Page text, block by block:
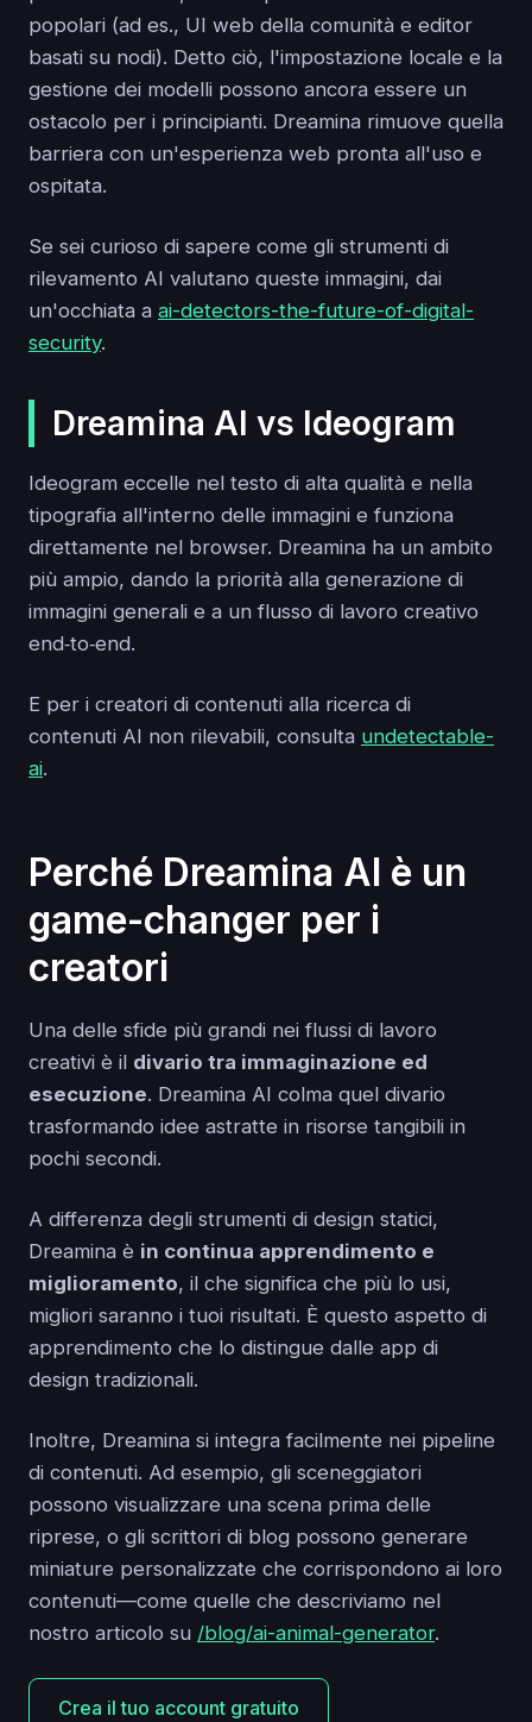
popolari (ad es., UI web della comunità e editor
basati su nodi). Detto ciò, l'impostazione locale e la
gestione dei modelli possono ancora essere un
ostacolo per i principianti. Dreamina rimuove quella
barriera con un'esperienza web pronta all'uso e
ospitata.
Se sei curioso di sapere come gli strumenti di
rilevamento AI valutano queste immagini, dai
un'occhiata a ai-detectors-the-future-of-digital-
security.
Dreamina AI vs Ideogram
Ideogram eccelle nel testo di alta qualità e nella
tipografia all'interno delle immagini e funziona
direttamente nel browser. Dreamina ha un ambito
più ampio, dando la priorità alla generazione di
immagini generali e a un flusso di lavoro creativo
end‑to‑end.
E per i creatori di contenuti alla ricerca di
contenuti AI non rilevabili, consulta undetectable-
ai.
Perché Dreamina AI è un
game-changer per i
creatori
Una delle sfide più grandi nei flussi di lavoro
creativi è il divario tra immaginazione ed
esecuzione. Dreamina AI colma quel divario
trasformando idee astratte in risorse tangibili in
pochi secondi.
A differenza degli strumenti di design statici,
Dreamina è in continua apprendimento e
miglioramento, il che significa che più lo usi,
migliori saranno i tuoi risultati. È questo aspetto di
apprendimento che lo distingue dalle app di
design tradizionali.
Inoltre, Dreamina si integra facilmente nei pipeline
di contenuti. Ad esempio, gli sceneggiatori
possono visualizzare una scena prima delle
riprese, o gli scrittori di blog possono generare
miniature personalizzate che corrispondono ai loro
contenuti—come quelle che descriviamo nel
nostro articolo su /blog/ai-animal-generator.
Crea il tuo account gratuito